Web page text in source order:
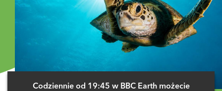
Codziennie od 19:45 w BBC Earth możecie